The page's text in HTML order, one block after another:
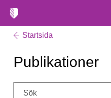
Startsida
Publikationer
Sök: